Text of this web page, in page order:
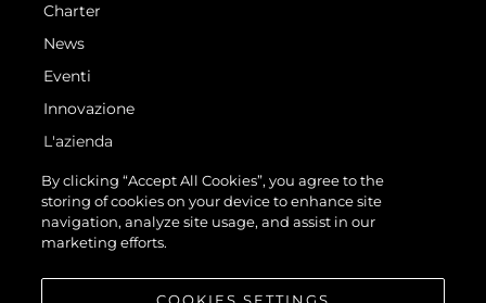
Charter
News
Eventi
Innovazione
L'azienda
Il Team
Lifestyle
Heritage
By clicking “Accept All Cookies”, you agree to the
storing of cookies on your device to enhance site
navigation, analyze site usage, and assist in our
marketing efforts.